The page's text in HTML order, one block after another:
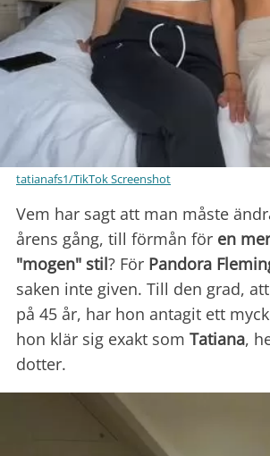
tatianafs1/TikTok Screenshot
Vem har sagt att man måste
årens gång, till förmån för en
"mogen" stil? För Pandora
saken inte given. Till den grad,
på 45 år, har hon antagit ett
hon klär sig exakt som Tatiana,
dotter.